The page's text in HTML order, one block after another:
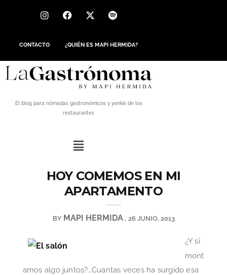
CONTACTO ¿QUIÉN ES MAPI HERMIDA?
El blog para nómadas gastronómicos y yonkis de los
restaurantes
HOY COMEMOS EN MI
APARTAMENTO
BY MAPI HERMIDA 26 JUNIO, 2013
¿Y si
mont
amos algo juntos?…Cuantas veces ha surgido esa